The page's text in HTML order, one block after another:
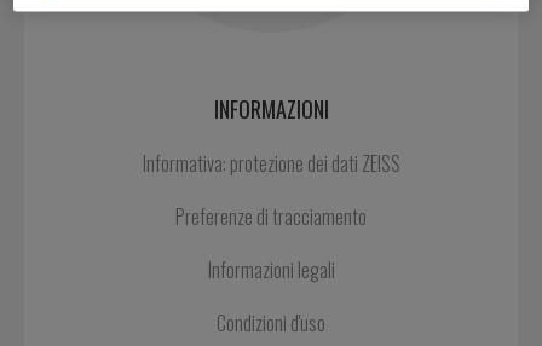
INFORMAZIONI
Informativa: protezione dei dati ZEISS
Preferenze di tracciamento
Informazioni legali
Condizioni d'uso